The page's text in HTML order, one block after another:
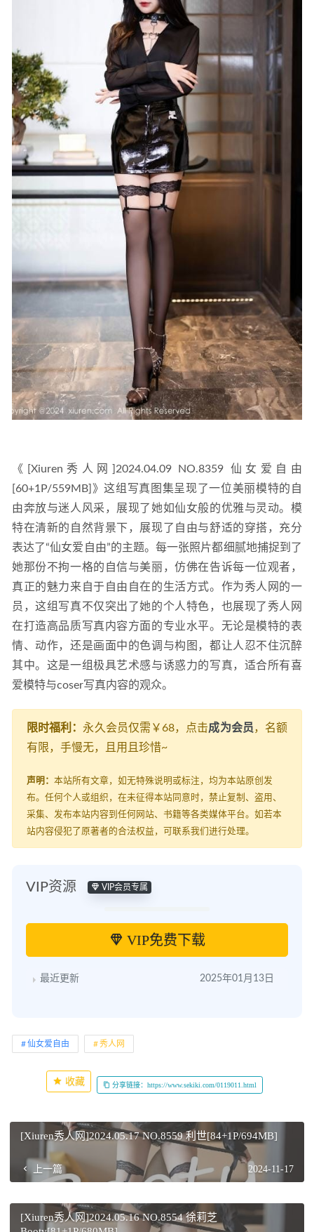
《[Xiuren秀人网]2024.04.09 NO.8359 仙女爱自由
[60+1P/559MB]》这组写真图集呈现了一位美丽模特的自
由奔放与迷人风采，展现了她如仙女般的优雅与灵动。模
特在清新的自然背景下，展现了自由与舒适的穿搭，充分
表达了“仙女爱自由”的主题。每一张照片都细腻地捕捉到了
她那份不拘一格的自信与美丽，仿佛在告诉每一位观者，
真正的魅力来自于自由自在的生活方式。作为秀人网的一
员，这组写真不仅突出了她的个人特色，也展现了秀人网
在打造高品质写真内容方面的专业水平。无论是模特的表
情、动作，还是画面中的色调与构图，都让人忍不住沉醉
其中。这是一组极具艺术感与诱惑力的写真，适合所有喜
爱模特与coser写真内容的观众。
限时福利： 永久会员仅需￥68，点击成为会员，名额
有限，手慢无，且用且珍惜~
声明： 本站所有文章，如无特殊说明或标注，均为本站原创发
布。任何个人或组织，在未征得本站同意时，禁止复制、盗用、
采集、发布本站内容到任何网站、书籍等各类媒体平台。如若本
站内容侵犯了原著者的合法权益，可联系我们进行处理。
VIP资源 VIP会员专属
VIP免费下载
最近更新 2025年01月13日
仙女爱自由 秀人网
收藏 分享链接：https://www.sekiki.com/0119011.html
[Xiuren秀人网]2024.05.17 NO.8559 利世[84+1P/694MB]
上一篇 2024-11-17
[Xiuren秀人网]2024.05.16 NO.8554 徐莉芝